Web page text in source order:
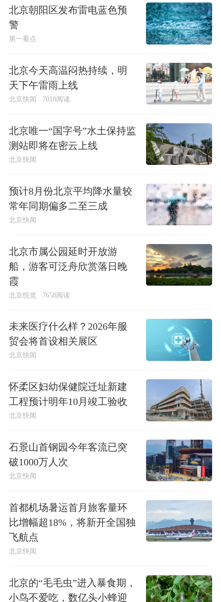
北京朝阳区发布雷电蓝色预
警
第一看点
北京今天高温闷热持续，明
天下午雷雨上线
北京快闻 7018阅读
北京唯一“国字号”水土保持监
测站即将在密云上线
北京快闻
预计8月份北京平均降水量较
常年同期偏多二至三成
北京快闻
北京市属公园延时开放游
船，游客可泛舟欣赏落日晚
霞
北京悦览 7658阅读
未来医疗什么样？2026年服
贸会将首设相关展区
北京快闻
怀柔区妇幼保健院迁址新建
工程预计明年10月竣工验收
北京快闻
石景山首钢园今年客流已突
破1000万人次
北京快闻
首都机场暑运首月旅客量环
比增幅超18%，将新开全国独
飞航点
北京快闻
北京的“毛毛虫”进入暴食期，
小鸟不爱吃，数亿头小蜂迎